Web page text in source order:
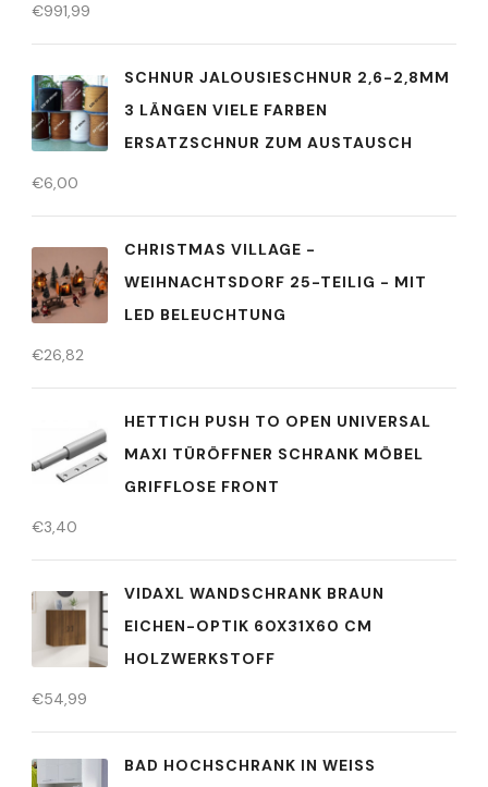
€991,99
SCHNUR JALOUSIESCHNUR 2,6-2,8MM
3 LÄNGEN VIELE FARBEN
ERSATZSCHNUR ZUM AUSTAUSCH
€6,00
CHRISTMAS VILLAGE -
WEIHNACHTSDORF 25-TEILIG - MIT
LED BELEUCHTUNG
€26,82
HETTICH PUSH TO OPEN UNIVERSAL
MAXI TÜRÖFFNER SCHRANK MÖBEL
GRIFFLOSE FRONT
€3,40
VIDAXL WANDSCHRANK BRAUN
EICHEN-OPTIK 60X31X60 CM
HOLZWERKSTOFF
€54,99
BAD HOCHSCHRANK IN WEISS H